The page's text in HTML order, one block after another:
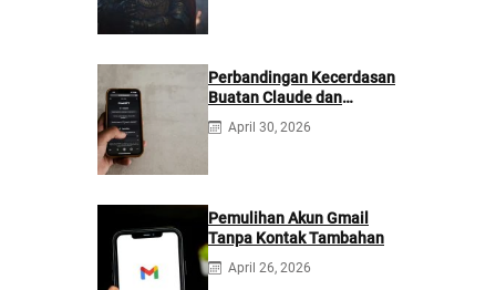
Perbandingan Kecerdasan
Buatan Claude dan
ChatGPT: Mana yang
Lebih Baik?
April 30, 2026
Pemulihan Akun Gmail
Tanpa Kontak Tambahan
April 26, 2026